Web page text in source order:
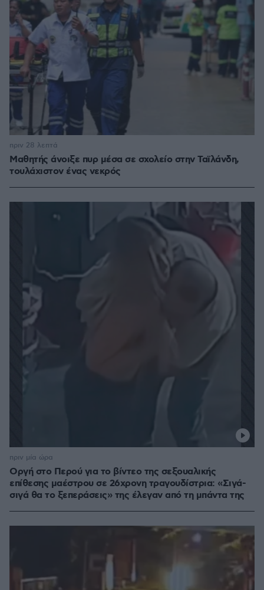
Μαθητής άνοιξε πυρ μέσα σε σχολείο στην Ταϊλάνδη,
τουλάχιστον ένας νεκρός
πριν 28 λεπτά
Οργή στο Περού για το βίντεο της σεξουαλικής
επίθεσης μαέστρου σε 26χρονη τραγουδίστρια: «Σιγά-
σιγά θα το ξεπεράσεις» της έλεγαν από τη μπάντα της
πριν μία ώρα